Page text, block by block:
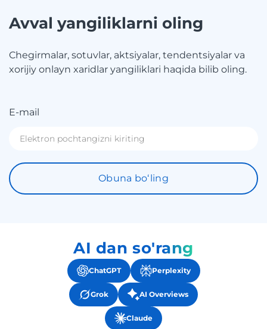
Avval yangiliklarni oling
Chegirmalar, sotuvlar, aktsiyalar, tendentsiyalar va
xorijiy onlayn xaridlar yangiliklari haqida bilib oling.
E-mail
Obuna boʻling
AI dan so'rang
ChatGPT Perplexity
Grok AI Overviews
Claude